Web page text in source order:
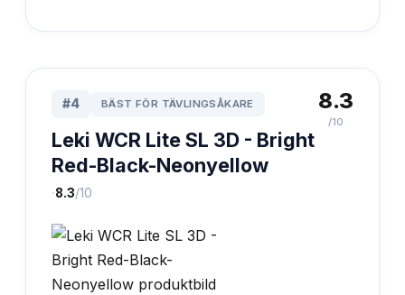
#4 BÄST FÖR TÄVLINGSÅKARE
Leki WCR Lite SL 3D - Bright
Red-Black-Neonyellow
·8.3/10
8.3
/10